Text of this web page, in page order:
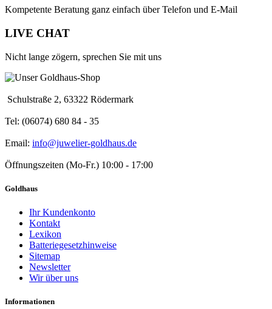
Kompetente Beratung ganz einfach über Telefon und E-Mail
LIVE CHAT
Nicht lange zögern, sprechen Sie mit uns
Schulstraße 2, 63322 Rödermark
Tel: (06074) 680 84 - 35
Email: info@juwelier-goldhaus.de
Öffnungszeiten (Mo-Fr.) 10:00 - 17:00
Goldhaus
Ihr Kundenkonto
Kontakt
Lexikon
Batteriegesetzhinweise
Sitemap
Newsletter
Wir über uns
Informationen